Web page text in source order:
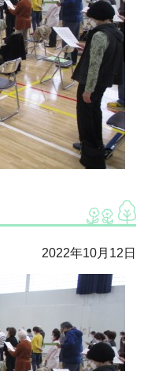
2022年10月12日